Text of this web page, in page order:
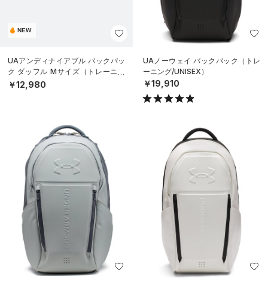
NEW
UAアンディナイアブル バックパッ
ク ダッフル Mサイズ（トレーニン
グ/UNISEX）
￥12,980
UAノーウェイ バックパック（トレ
ーニング/UNISEX）
￥19,910